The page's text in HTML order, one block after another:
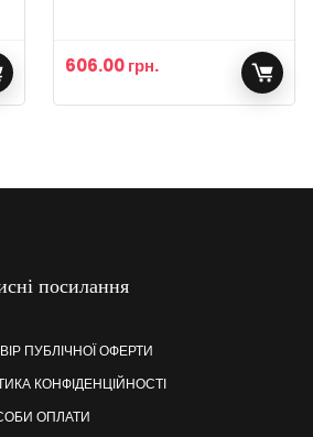
606.00грн.
посилання
ПУБЛІЧНОЇ ОФЕРТИ
КОНФІДЕНЦІЙНОСТІ
ОПЛАТИ